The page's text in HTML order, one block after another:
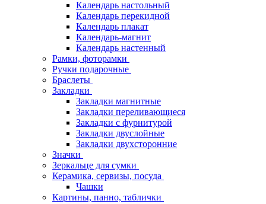
Календарь настольный
Календарь перекидной
Календарь плакат
Календарь-магнит
Календарь настенный
Рамки, фоторамки
Ручки подарочные
Браслеты
Закладки
Закладки магнитные
Закладки переливающиеся
Закладки с фурнитурой
Закладки двуслойные
Закладки двухсторонние
Значки
Зеркальце для сумки
Керамика, сервизы, посуда
Чашки
Картины, панно, таблички